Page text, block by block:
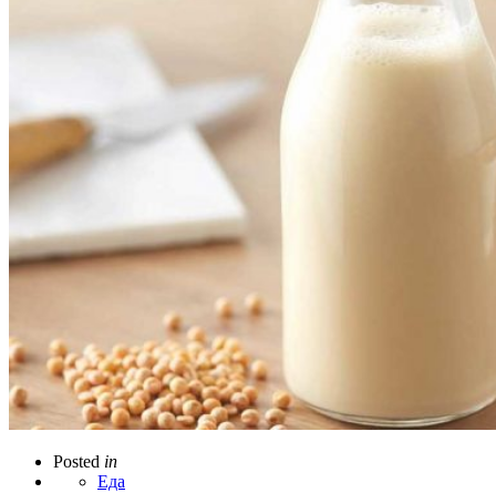
Posted in
Еда